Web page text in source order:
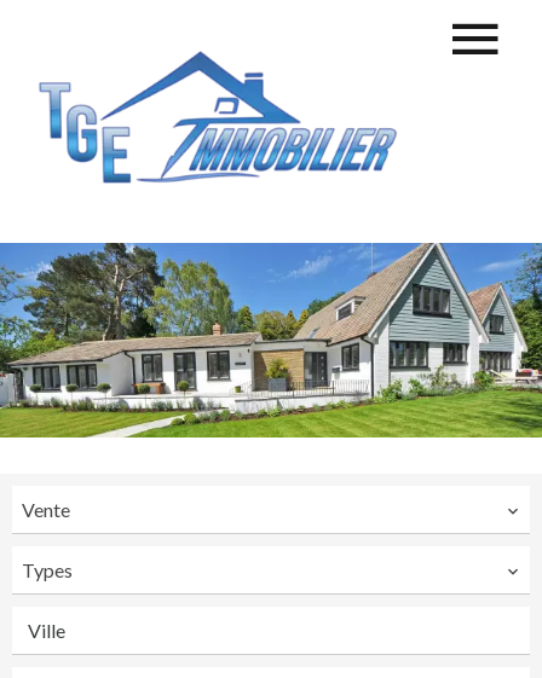
Vente
Types
Ville